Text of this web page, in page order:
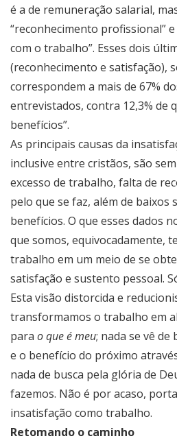
é a de remuneração salarial,
“reconhecimento profissional”
com o trabalho”. Esses dois
(reconhecimento e satisfação),
correspondem a mais de 67%
entrevistados, contra 12,3% de
benefícios”.
As principais causas da
inclusive entre cristãos, são
excesso de trabalho, falta de
pelo que se faz, além de baixos
benefícios. O que esses dados
que somos, equivocadamente,
trabalho em um meio de se
satisfação e sustento pessoal.
Esta visão distorcida e
transformamos o trabalho em
para o que é meu; nada se vê de
e o benefício do próximo
nada de busca pela glória de
fazemos. Não é por acaso,
insatisfação como trabalho.
Retomando o caminho